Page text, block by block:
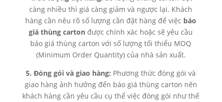
càng nhiều thì giá càng giảm và ngược lại. Khách
hàng cần nêu rõ số lượng cần đặt hàng để việc báo
giá thùng carton được chính xác hoặc sẽ yêu cầu
báo giá thùng carton với số lượng tối thiểu MOQ
(Minimum Order Quantity) của nhà sản xuất.
5. Đóng gói và giao hàng: Phương thức đóng gói và
giao hàng ảnh hưởng đến báo giá thùng carton nên
khách hàng cần yêu cầu cụ thể việc đóng gói như thế